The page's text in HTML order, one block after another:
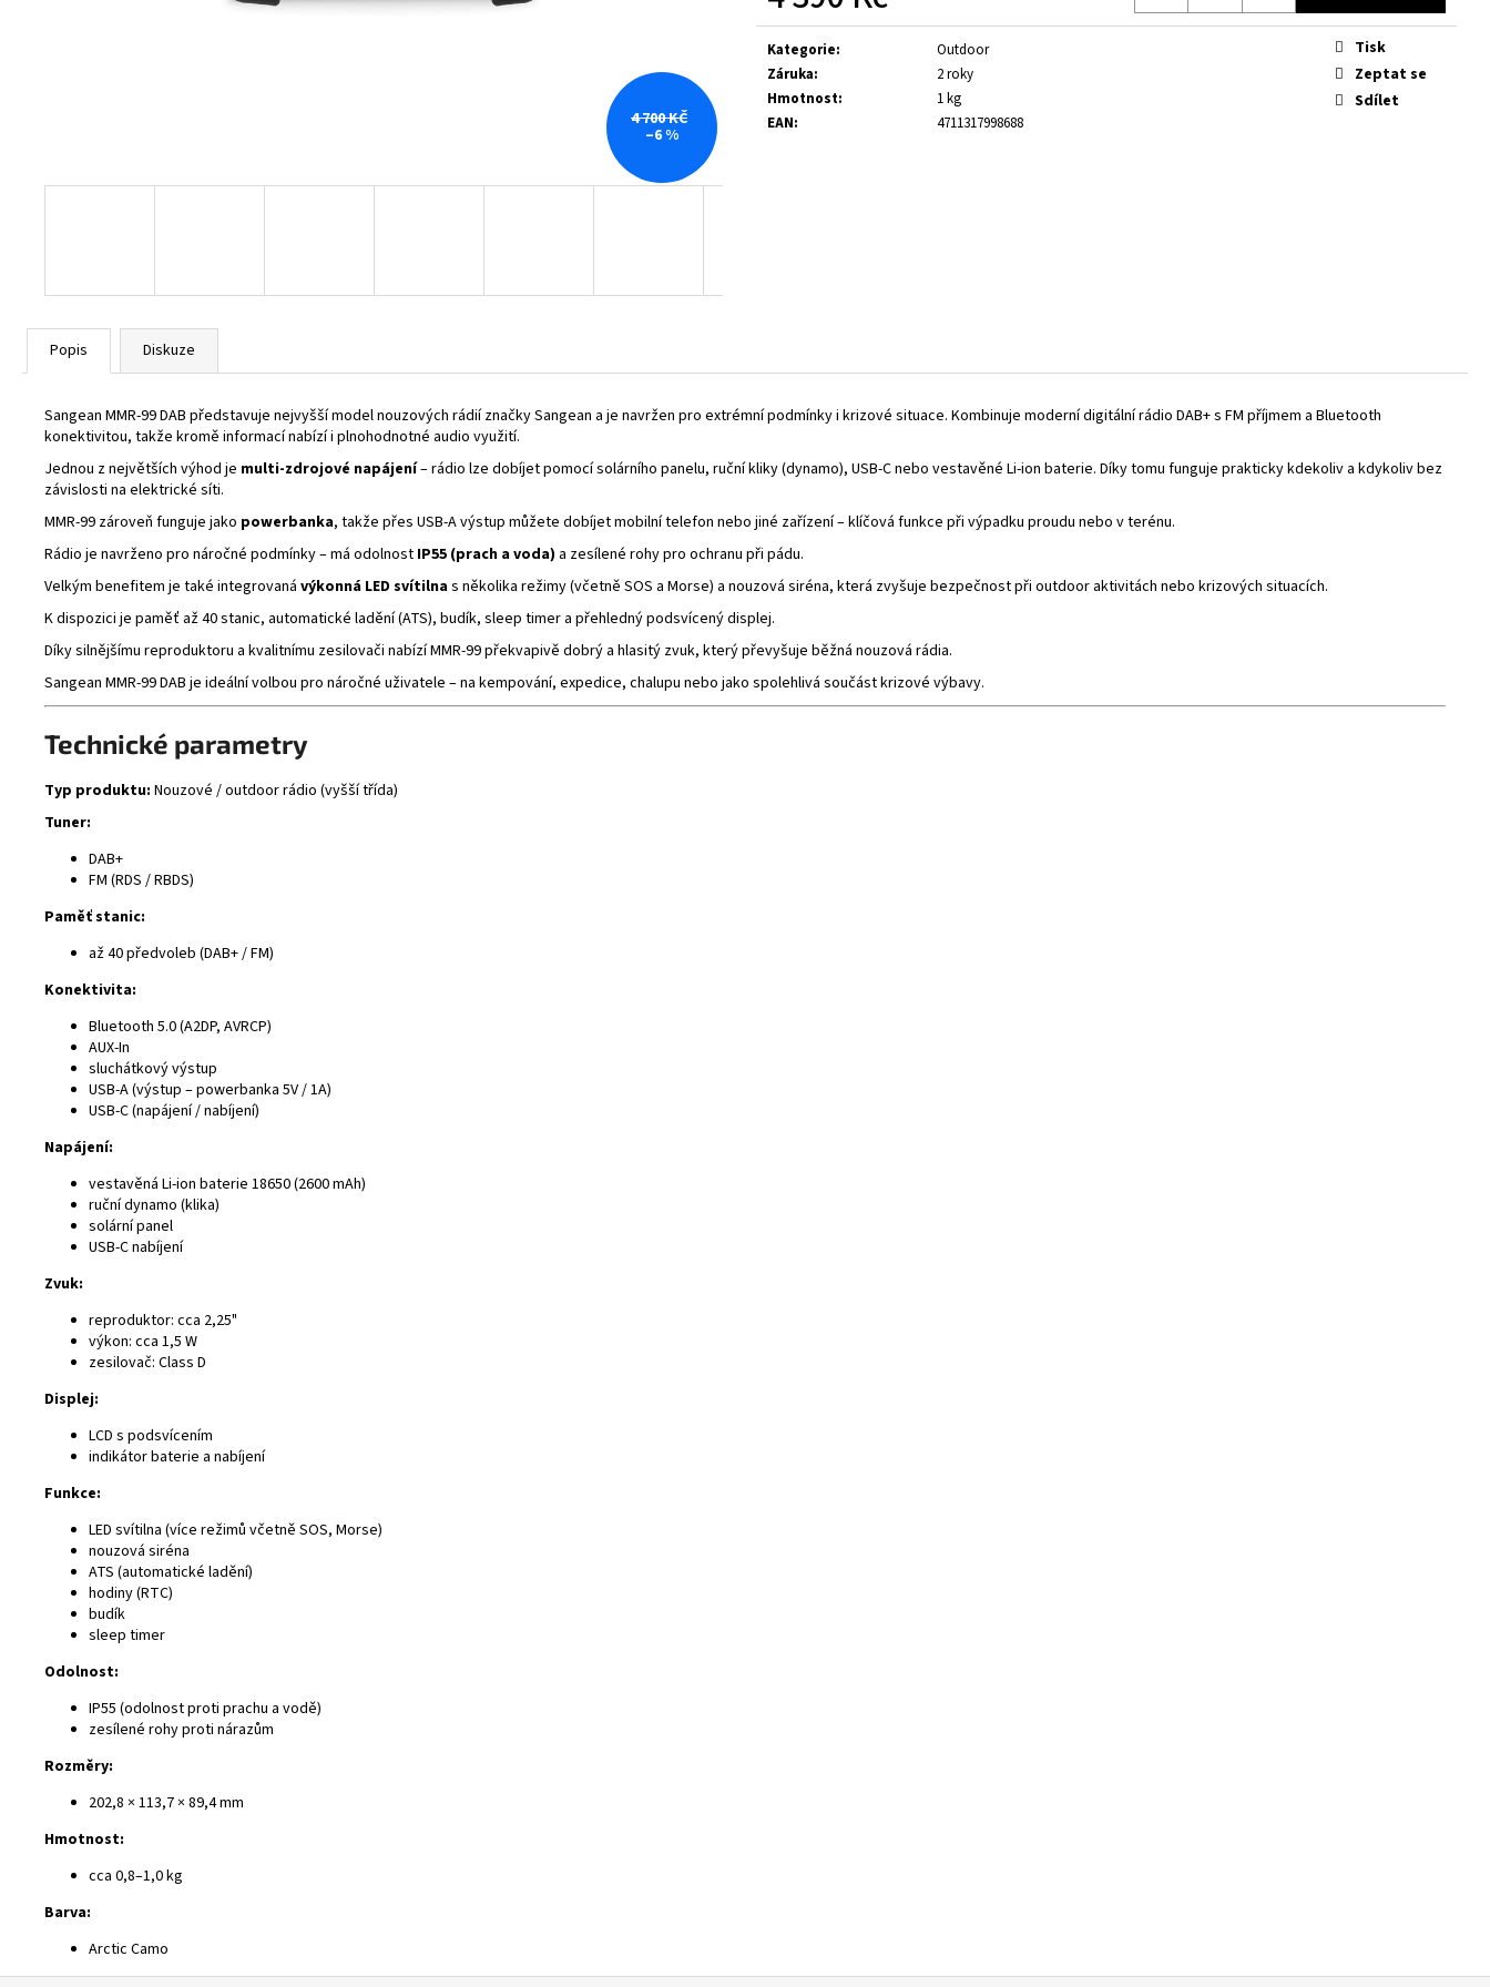
Měrná
cena:
Kategorie:
Outdoor
Záruka:
2 roky
Hmotnost:
1 kg
EAN: 4711317998688
Tisk
Zeptat se
Sdílet
4 700 KČ
–6 %
Popis Diskuze
Sangean MMR-99 DAB představuje nejvyšší model nouzových rádií značky Sangean a je navržen pro extrémní podmínky i krizové situace. Kombinuje moderní digitální rádio DAB+ s FM příjmem a Bluetooth
konektivitou, takže kromě informací nabízí i plnohodnotné audio využití.
Jednou z největších výhod je multi-zdrojové napájení– rádio lze dobíjet pomocí solárního panelu, ruční kliky (dynamo), USB-C nebo vestavěné Li-ion baterie. Díky tomu funguje prakticky kdekoliv a kdykoliv bez
závislosti na elektrické síti.
MMR-99 zároveň funguje jako powerbanka, takže přes USB-A výstup můžete dobíjet mobilní telefon nebo jiné zařízení – klíčová funkce při výpadku proudu nebo v terénu.
Rádio je navrženo pro náročné podmínky – má odolnost IP55 (prach a voda) a zesílené rohy pro ochranu při pádu.
Velkým benefitem je také integrovaná výkonná LED svítilnas několika režimy (včetně SOS a Morse) a nouzová siréna, která zvyšuje bezpečnost při outdoor aktivitách nebo krizových situacích.
K dispozici je paměť až 40 stanic, automatické ladění (ATS), budík, sleep timer a přehledný podsvícený displej.
Díky silnějšímu reproduktoru a kvalitnímu zesilovači nabízí MMR-99 překvapivě dobrý a hlasitý zvuk, který převyšuje běžná nouzová rádia.
Sangean MMR-99 DAB je ideální volbou pro náročné uživatele – na kempování, expedice, chalupu nebo jako spolehlivá součást krizové výbavy.
Technické parametry
Typ produktu: Nouzové / outdoor rádio (vyšší třída)
Tuner:
DAB+
FM (RDS / RBDS)
Paměť stanic:
až 40 předvoleb (DAB+ / FM)
Konektivita:
Bluetooth 5.0 (A2DP, AVRCP)
AUX-In
sluchátkový výstup
USB-A (výstup – powerbanka 5V / 1A)
USB-C (napájení / nabíjení)
Napájení:
vestavěná Li-ion baterie 18650 (2600 mAh)
ruční dynamo (klika)
solární panel
USB-C nabíjení
Zvuk:
reproduktor: cca 2,25"
výkon: cca 1,5 W
zesilovač: Class D
Displej:
LCD s podsvícením
indikátor baterie a nabíjení
Funkce:
LED svítilna (více režimů včetně SOS, Morse)
nouzová siréna
ATS (automatické ladění)
hodiny (RTC)
budík
sleep timer
Odolnost:
IP55 (odolnost proti prachu a vodě)
zesílené rohy proti nárazům
Rozměry:
202,8 × 113,7 × 89,4 mm
Hmotnost:
cca 0,8–1,0 kg
Barva:
Arctic Camo
4 390 Kč
4 700 Kč